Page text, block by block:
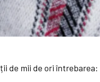
de mii de ori întrebarea: